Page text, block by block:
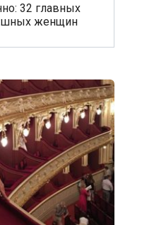
32 главных
женщин